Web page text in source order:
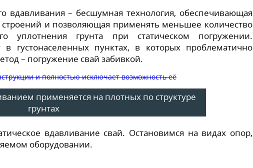
вдавливания – бесшумная технология, обеспечивающая
и позволяющая применять меньшее количество
уплотнения грунта при статическом погружении.
густонаселенных пунктах, в которых проблематично
– погружение свай забивкой.
применяется на плотных по структуре
грунтах
вдавливание свай. Остановимся на видах опор,
оборудовании.